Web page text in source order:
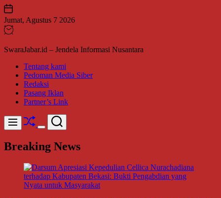
Skip
to
content
Jumat, Agustus 7 2026
SwaraJabar.id – Jendela Informasi Nusantara
Tentang kami
Pedoman Media Siber
Redaksi
Pasang Iklan
Partner’s Link
Menu Shuffle
Switch
mode
Search
Breaking News